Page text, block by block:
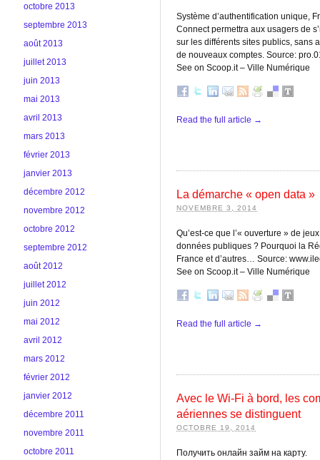
Système d’authentification unique,
Connect permettra aux usagers de
sur les différents sites publics, sans
de nouveaux comptes. Source:
See on Scoop.it – Ville Numérique
Read the full article →
La démarche « open data »
NOVEMBRE 3, 2014
Qu’est-ce que l’« ouverture » de
données publiques ? Pourquoi la
France et d’autres… Source:
See on Scoop.it – Ville Numérique
Read the full article →
Avec le Wi-Fi à bord, les
aériennes se distinguent
OCTOBRE 19, 2014
Получить онлайн займ на карту.
octobre 2013
septembre 2013
août 2013
juillet 2013
juin 2013
mai 2013
avril 2013
mars 2013
février 2013
janvier 2013
décembre 2012
novembre 2012
octobre 2012
septembre 2012
août 2012
juillet 2012
juin 2012
mai 2012
avril 2012
mars 2012
février 2012
janvier 2012
décembre 2011
novembre 2011
octobre 2011